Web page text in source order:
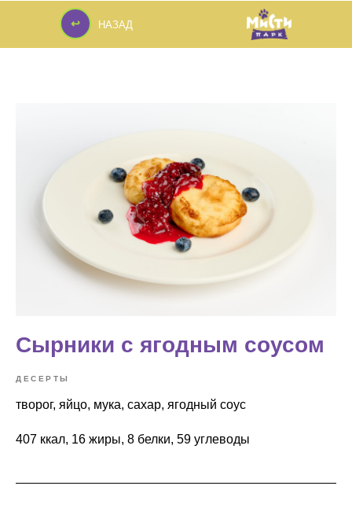
↩
НАЗАД
↩
Сырники с ягодным соусом
ДЕСЕРТЫ
творог, яйцо, мука, сахар, ягодный соус
407 ккал, 16 жиры, 8 белки, 59 углеводы